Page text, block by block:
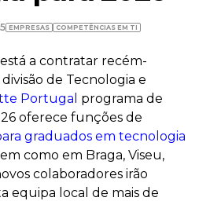
EMPRESAS COMPETÊNCIAS EM TI
a contratar recém-
de Tecnologia e
Portugal programa de
oferece funções de
graduados em tecnologia
como em Braga, Viseu,
colaboradores irão
equipa local de mais de